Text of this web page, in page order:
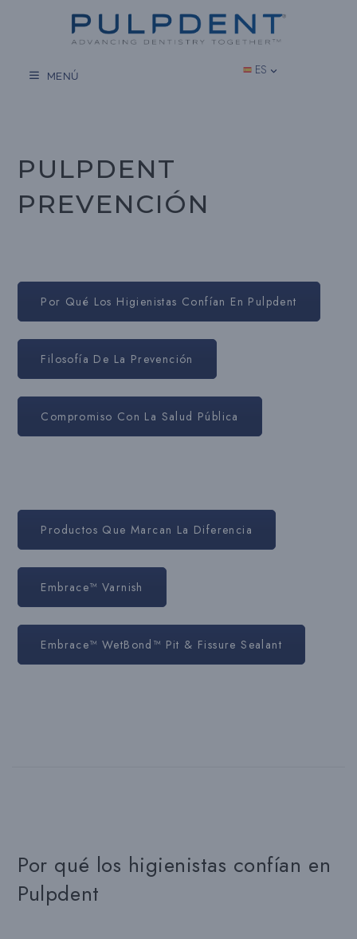
MENÚ ES
PULPDENT
PREVENCIÓN
Por Qué Los Higienistas Confían En Pulpdent
Filosofía De La Prevención
Compromiso Con La Salud Pública
Productos Que Marcan La Diferencia
Embrace™ Varnish
Embrace™ WetBond™ Pit & Fissure Sealant
Por qué los higienistas confían en
Pulpdent